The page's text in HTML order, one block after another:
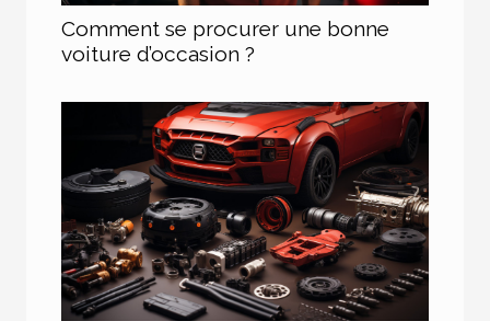
Comment se procurer une bonne
voiture d’occasion ?